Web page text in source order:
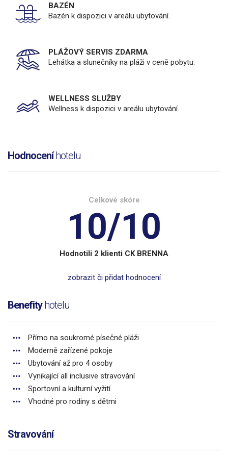
BAZÉN
Bazén k dispozici v areálu ubytování.
PLÁŽOVÝ SERVIS ZDARMA
Lehátka a slunečníky na pláži v ceně pobytu.
WELLNESS SLUŽBY
Wellness k dispozici v areálu ubytování.
Hodnoceníhotelu
Celkové skóre
10/10
Hodnotili 2 klienti CK BRENNA
zobrazit či přidat hodnocení
Benefityhotelu
Přímo na soukromé písečné pláži
Moderně zařízené pokoje
Ubytování až pro 4 osoby
Vynikající all inclusive stravování
Sportovní a kulturní vyžití
Vhodné pro rodiny s dětmi
Stravování